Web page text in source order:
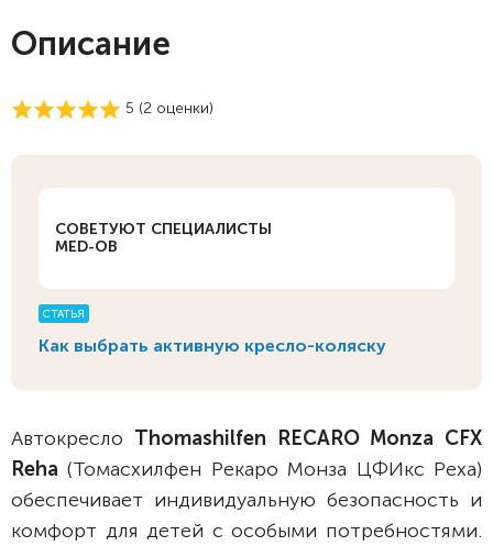
Описание
5 (2 оценки)
СОВЕТУЮТ СПЕЦИАЛИСТЫ
MED-OB
СТАТЬЯ
Как выбрать активную кресло-коляску
Автокресло Thomashilfen RECARO Monza CFX
Reha(Томасхилфен Рекаро Монза ЦФИкс Реха)
обеспечивает индивидуальную безопасность и
комфорт для детей с особыми потребностями.